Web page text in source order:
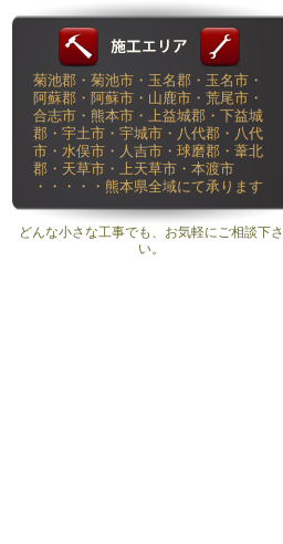
菊池郡・菊池市・玉名郡・玉名市・
阿蘇郡・阿蘇市・山鹿市・荒尾市・
合志市・熊本市・上益城郡・下益城
郡・宇土市・宇城市・八代郡・八代
市・水俣市・人吉市・球磨郡・葦北
郡・天草市・上天草市・本渡市
・・・・・熊本県全域にて承ります
どんな小さな工事でも、お気軽にご相談下さ
い。